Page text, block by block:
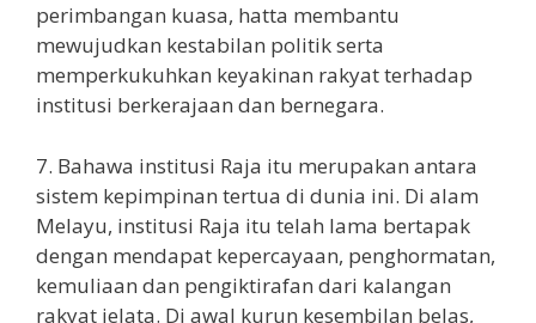
perimbangan kuasa, hatta membantu
mewujudkan kestabilan politik serta
memperkukuhkan keyakinan rakyat terhadap
institusi berkerajaan dan bernegara.
7. Bahawa institusi Raja itu merupakan antara
sistem kepimpinan tertua di dunia ini. Di alam
Melayu, institusi Raja itu telah lama bertapak
dengan mendapat kepercayaan, penghormatan,
kemuliaan dan pengiktirafan dari kalangan
rakyat jelata. Di awal kurun kesembilan belas,